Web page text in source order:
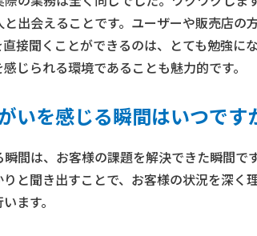
出会えることです。ユーザーや販売店の
接聞くことができるのは、とても勉強に
じられる環境であることも魅力的です。
いを感じる瞬間はいつです
間は、お客様の課題を解決できた瞬間で
と聞き出すことで、お客様の状況を深く
ます。